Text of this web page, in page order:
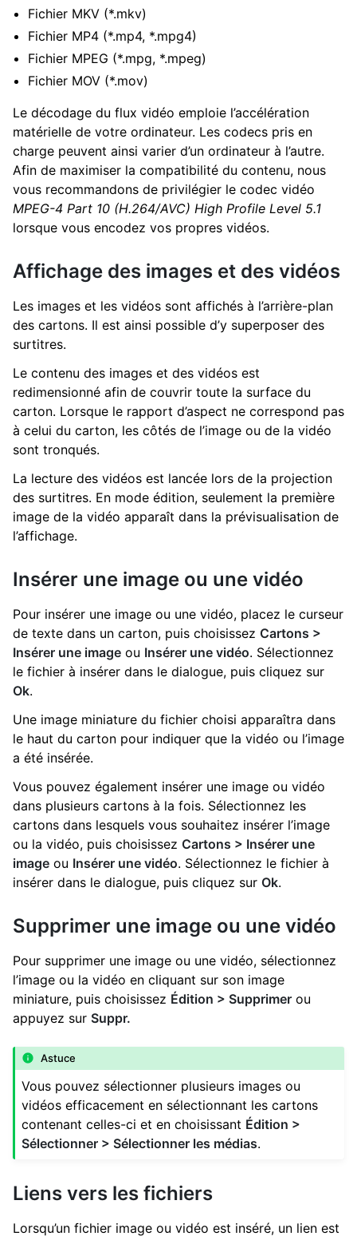
Fichier MKV (*.mkv)
Fichier MP4 (*.mp4, *.mpg4)
Fichier MPEG (*.mpg, *.mpeg)
Fichier MOV (*.mov)
Le décodage du flux vidéo emploie l’accélération
matérielle de votre ordinateur. Les codecs pris en
charge peuvent ainsi varier d’un ordinateur à l’autre.
Afin de maximiser la compatibilité du contenu, nous
vous recommandons de privilégier le codec vidéo
MPEG-4 Part 10 (H.264/AVC) High Profile Level 5.1
lorsque vous encodez vos propres vidéos.
Affichage des images et des vidéos
Les images et les vidéos sont affichés à l’arrière-plan
des cartons. Il est ainsi possible d’y superposer des
surtitres.
Le contenu des images et des vidéos est
redimensionné afin de couvrir toute la surface du
carton. Lorsque le rapport d’aspect ne correspond pas
à celui du carton, les côtés de l’image ou de la vidéo
sont tronqués.
La lecture des vidéos est lancée lors de la projection
des surtitres. En mode édition, seulement la première
image de la vidéo apparaît dans la prévisualisation de
l’affichage.
Insérer une image ou une vidéo
Pour insérer une image ou une vidéo, placez le curseur
de texte dans un carton, puis choisissez Cartons >
Insérer une image ou Insérer une vidéo. Sélectionnez
le fichier à insérer dans le dialogue, puis cliquez sur
Ok.
Une image miniature du fichier choisi apparaîtra dans
le haut du carton pour indiquer que la vidéo ou l’image
a été insérée.
Vous pouvez également insérer une image ou vidéo
dans plusieurs cartons à la fois. Sélectionnez les
cartons dans lesquels vous souhaitez insérer l’image
ou la vidéo, puis choisissez Cartons > Insérer une
image ou Insérer une vidéo. Sélectionnez le fichier à
insérer dans le dialogue, puis cliquez sur Ok.
Supprimer une image ou une vidéo
Pour supprimer une image ou une vidéo, sélectionnez
l’image ou la vidéo en cliquant sur son image
miniature, puis choisissez Édition > Supprimer ou
appuyez sur Suppr.
Astuce
Vous pouvez sélectionner plusieurs images ou
vidéos efficacement en sélectionnant les cartons
contenant celles-ci et en choisissant Édition >
Sélectionner > Sélectionner les médias.
Liens vers les fichiers
Lorsqu’un fichier image ou vidéo est inséré, un lien est